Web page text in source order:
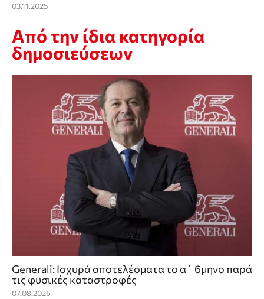
03.11.2025
Από την ίδια κατηγορία
δημοσιεύσεων
Generali: Ισχυρά αποτελέσματα το α΄ 6μηνο παρά
τις φυσικές καταστροφές
07.08.2026